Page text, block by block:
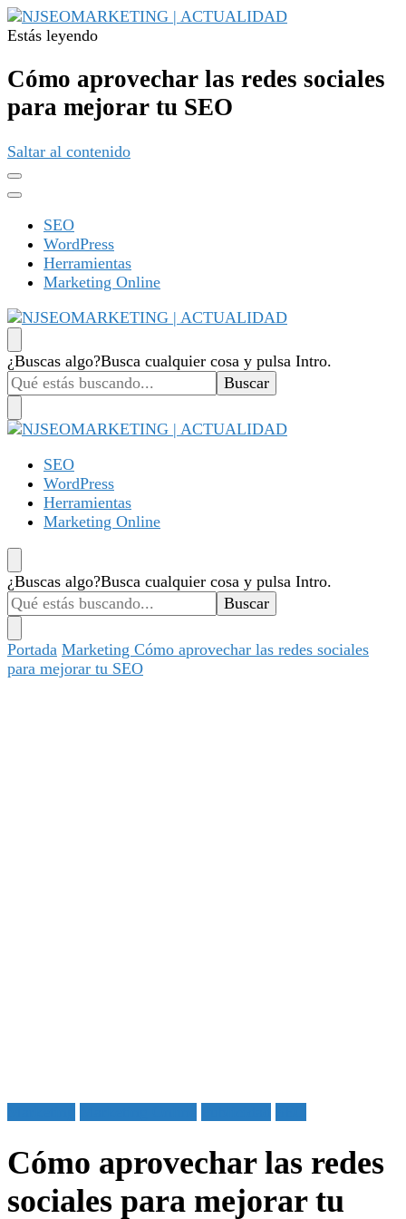
desarrollo web, app, y lo que no te imaginas…
Estás leyendo
Cómo aprovechar las redes sociales
para mejorar tu SEO
Saltar al contenido
SEO
WordPress
Herramientas
Marketing Online
NJSEOMARKETING | ACTUALIDAD
Tu web de tecnología, SEO, Marketing, desarrollo personal,
desarrollo web, app, y lo que no te imaginas…
¿Buscas algo?Busca cualquier cosa y pulsa Intro.
NJSEOMARKETING | ACTUALIDAD
Tu web de tecnología, SEO, Marketing, desarrollo personal,
desarrollo web, app, y lo que no te imaginas…
SEO
WordPress
Herramientas
Marketing Online
¿Buscas algo?Busca cualquier cosa y pulsa Intro.
Portada Marketing Cómo aprovechar las redes sociales
para mejorar tu SEO
Cómo aprovechar las redes
sociales para mejorar tu